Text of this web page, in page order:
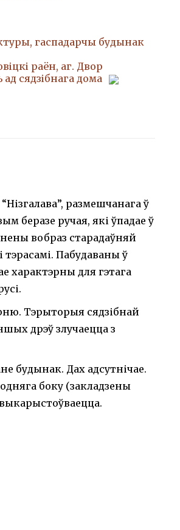
гаспадарчы будынак
раён, аг. Двор
ад сядзібнага дома
размешчанага ў
беразе ручая, які ўпадае ў
вобраз старадаўняй
Пабудаваны ў
характэрны для гэтага
Тэрыторыя сядзібнай
дрэў злучаецца з
будынак. Дах адсутнічае.
боку (закладзены